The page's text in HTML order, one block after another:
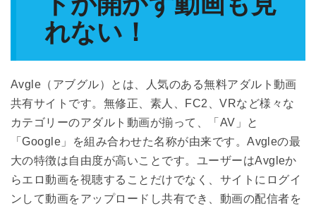
れない！
Avgle（アブグル）とは、人気のある無料アダルト動画
共有サイトです。無修正、素人、FC2、VRなど様々な
カテゴリーのアダルト動画が揃って、「AV」と
「Google」を組み合わせた名称が由来です。Avgleの最
大の特徴は自由度が高いことです。ユーザーはAvgleか
らエロ動画を視聴することだけでなく、サイトにログイ
ンして動画をアップロードし共有でき、動画の配信者を